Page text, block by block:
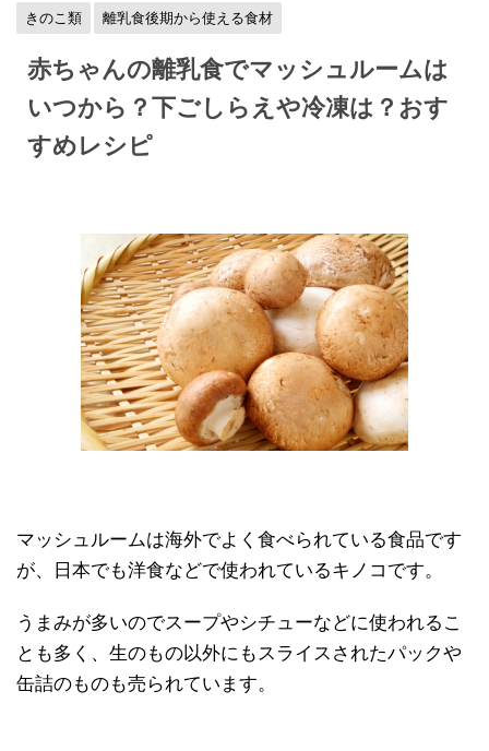
きのこ類 離乳食後期から使える食材
赤ちゃんの離乳食でマッシュルームは
いつから？下ごしらえや冷凍は？おす
すめレシピ
マッシュルームは海外でよく食べられている食品です
が、日本でも洋食などで使われているキノコです。
うまみが多いのでスープやシチューなどに使われるこ
とも多く、生のもの以外にもスライスされたパックや
缶詰のものも売られています。